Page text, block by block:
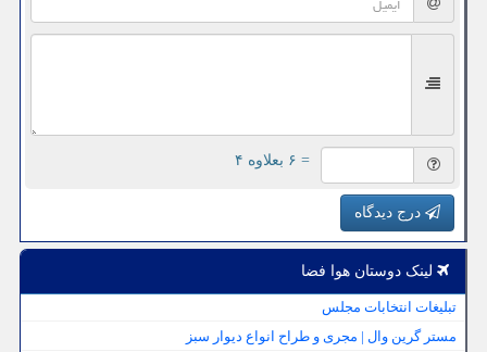
= ۶ بعلاوه ۴
درج دیدگاه
لینک دوستان هوا فضا
تبلیغات انتخابات مجلس
مستر گرین وال | مجری و طراح انواع دیوار سبز